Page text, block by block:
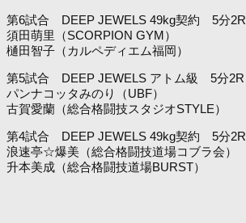
第6試合 DEEP JEWELS 49kg契約 5分2R
須田萌里（SCORPION GYM）
樋田智子（カルペディエム福岡）
第5試合 DEEP JEWELS アトム級 5分2R
パンナコッタみのり（UBF）
古賀愛蘭（総合格闘技スタジオSTYLE）
第4試合 DEEP JEWELS 49kg契約 5分2R
浪速亭☆爆美（総合格闘技道場コブラ会）
升本美成（総合格闘技道場BURST）